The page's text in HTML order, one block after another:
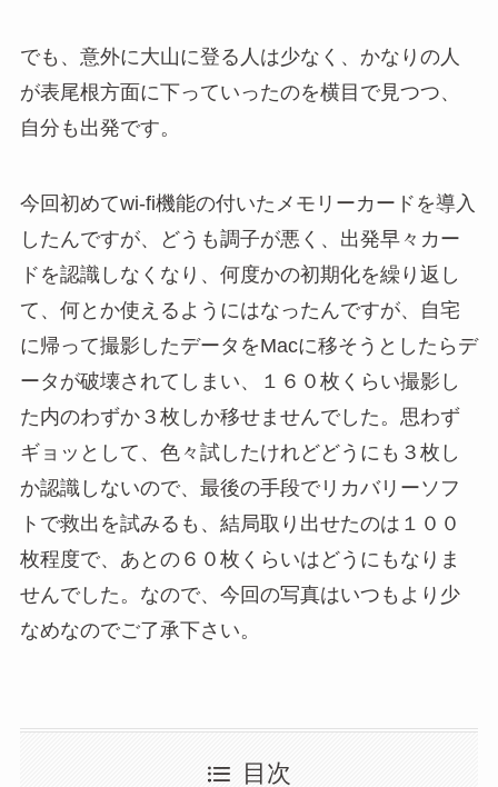
でも、意外に大山に登る人は少なく、かなりの人
が表尾根方面に下っていったのを横目で見つつ、
自分も出発です。
今回初めてwi-fi機能の付いたメモリーカードを導入
したんですが、どうも調子が悪く、出発早々カー
ドを認識しなくなり、何度かの初期化を繰り返し
て、何とか使えるようにはなったんですが、自宅
に帰って撮影したデータをMacに移そうとしたらデ
ータが破壊されてしまい、１６０枚くらい撮影し
た内のわずか３枚しか移せませんでした。思わず
ギョッとして、色々試したけれどどうにも３枚し
か認識しないので、最後の手段でリカバリーソフ
トで救出を試みるも、結局取り出せたのは１００
枚程度で、あとの６０枚くらいはどうにもなりま
せんでした。なので、今回の写真はいつもより少
なめなのでご了承下さい。
目次